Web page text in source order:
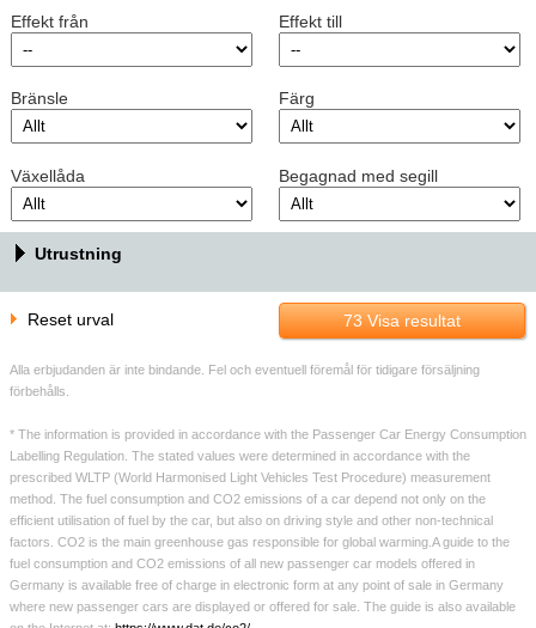
Effekt från Effekt till
Bränsle Färg
Växellåda Begagnad med segill
Utrustning
Reset urval 73Visa resultat
Alla erbjudanden är inte bindande. Fel och eventuell föremål för tidigare försäljning
förbehålls.
* The information is provided in accordance with the Passenger Car Energy Consumption
Labelling Regulation. The stated values were determined in accordance with the
prescribed WLTP (World Harmonised Light Vehicles Test Procedure) measurement
method. The fuel consumption and CO2 emissions of a car depend not only on the
efficient utilisation of fuel by the car, but also on driving style and other non-technical
factors. CO2 is the main greenhouse gas responsible for global warming.A guide to the
fuel consumption and CO2 emissions of all new passenger car models offered in
Germany is available free of charge in electronic form at any point of sale in Germany
where new passenger cars are displayed or offered for sale. The guide is also available
Nederländska